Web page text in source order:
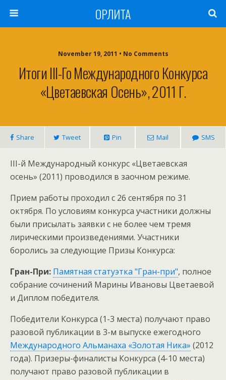
ОРЛИТА
November 19, 2011 • No Comments
Итоги III-Го Международного Конкурса
«Цветаевская Осень», 2011 Г.
Share Tweet Pin Mail SMS
III-й Международный конкурс «Цветаевская
осень» (2011) проводился в заочном режиме.
Прием работы проходил с 26 сентября по 31
октября. По условиям конкурса участники должны
были присылать заявки с не более чем тремя
лирическими произведениями. Участники
боролись за следующие Призы Конкурса:
Гран-При: Памятная статуэтка "Гран-при", полное
собрание сочинений Марины Ивановы Цветаевой
и Диплом победителя.
Победители Конкурса (1-3 места) получают право
разовой публикации в 3-м выпуске ежегодного
Международного Альманаха «Золотая Ника» (2012
года). Призеры-финалисты Конкурса (4-10 места)
получают право разовой публикации в